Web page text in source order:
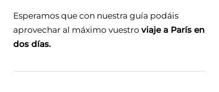
Esperamos que con nuestra guía podáis
aprovechar al máximo vuestro viaje a París en
dos días.